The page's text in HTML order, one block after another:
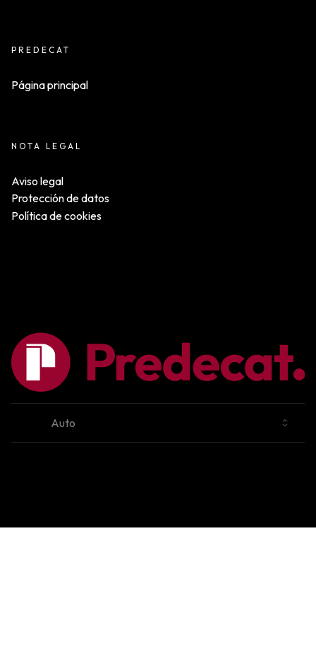
PREDECAT
Página principal
NOTA LEGAL
Aviso legal
Protección de datos
Política de cookies
Cambiar tema